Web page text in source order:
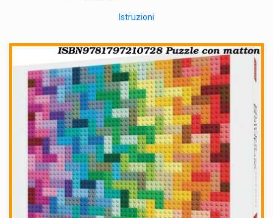
Istruzioni